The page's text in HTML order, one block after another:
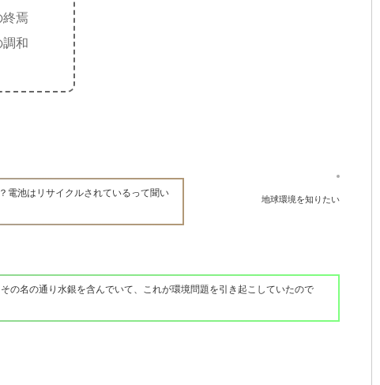
終焉
和
地球環境を知りたい
電池はリサイクルされているって聞い
の名の通り水銀を含んでいて、これが環境問題を引き起こしていたので